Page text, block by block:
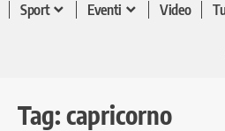
Sport
Eventi Video
Tag: capricorno